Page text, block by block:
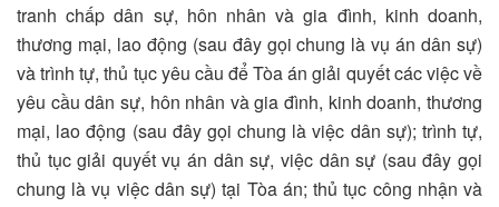
tranh chấp dân sự, hôn nhân và gia đình, kinh doanh,
thương mại, lao động (sau đây gọi chung là vụ án dân sự)
và trình tự, thủ tục yêu cầu để Tòa án giải quyết các việc về
yêu cầu dân sự, hôn nhân và gia đình, kinh doanh, thương
mại, lao động (sau đây gọi chung là việc dân sự); trình tự,
thủ tục giải quyết vụ án dân sự, việc dân sự (sau đây gọi
chung là vụ việc dân sự) tại Tòa án; thủ tục công nhận và